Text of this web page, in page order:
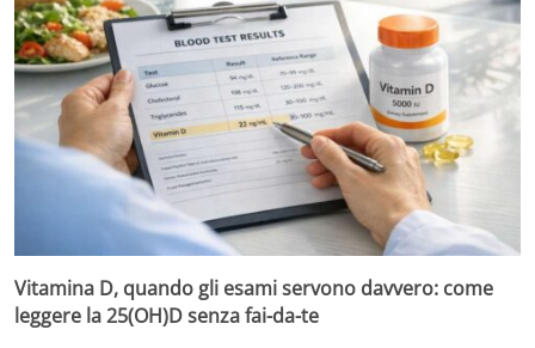
Vitamina D, quando gli esami servono davvero: come
leggere la 25(OH)D senza fai-da-te